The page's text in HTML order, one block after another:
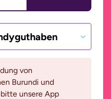
von
Burundi und
unsere App